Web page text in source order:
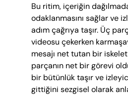
Bu ritim, içeriğin
odaklanmasını sağlar ve
adım çağrıya taşır. Üç
videosu çekerken
mesajı net tutan bir
parçanın net bir görevi
bir bütünlük taşır ve
gittiğini sezgisel olarak